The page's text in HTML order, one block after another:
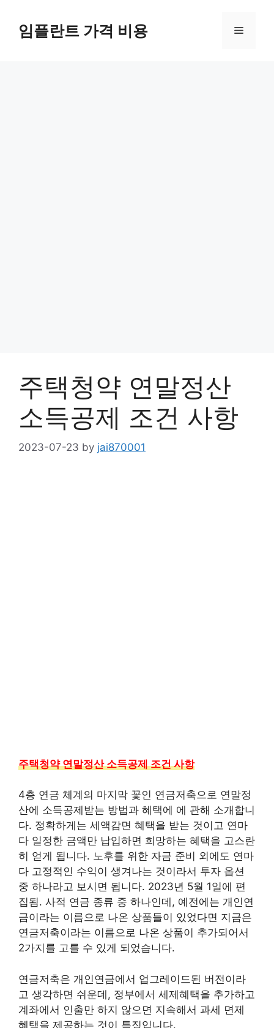
content임플란트 가격 비용 Menu
주택청약 연말정산
소득공제 조건 사항
2023-07-23 by jai870001
주택청약 연말정산 소득공제 조건 사항
4층 연금 체계의 마지막 꽃인 연금저축으로 연말정
산에 소득공제받는 방법과 혜택에 에 관해 소개합니
다. 정확하게는 세액감면 혜택을 받는 것이고 연마
다 일정한 금액만 납입하면 희망하는 혜택을 고스란
히 얻게 됩니다. 노후를 위한 자금 준비 외에도 연마
다 고정적인 수익이 생겨나는 것이라서 투자 옵션
중 하나라고 보시면 됩니다. 2023년 5월 1일에 편
집됨. 사적 연금 종류 중 하나인데, 예전에는 개인연
금이라는 이름으로 나온 상품들이 있었다면 지금은
연금저축이라는 이름으로 나온 상품이 추가되어서
2가지를 고를 수 있게 되었습니다.
연금저축은 개인연금에서 업그레이드된 버전이라
고 생각하면 쉬운데, 정부에서 세제혜택을 추가하고
계좌에서 인출만 하지 않으면 지속해서 과세 면제
혜택을 제공하는 것이 특징입니다.